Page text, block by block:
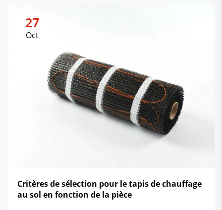
27
Oct
Critères de sélection pour le tapis de chauffage
au sol en fonction de la pièce